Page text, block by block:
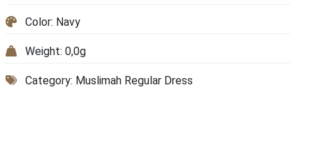
Color: Navy
Weight: 0,0g
Category: Muslimah Regular Dress